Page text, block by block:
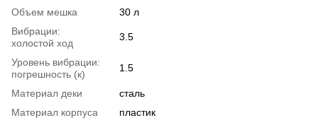
Объем мешка
30 л
Вибрации:
холостой ход
3.5
Уровень вибрации:
погрешность (к)
1.5
Материал деки
сталь
Материал корпуса
пластик